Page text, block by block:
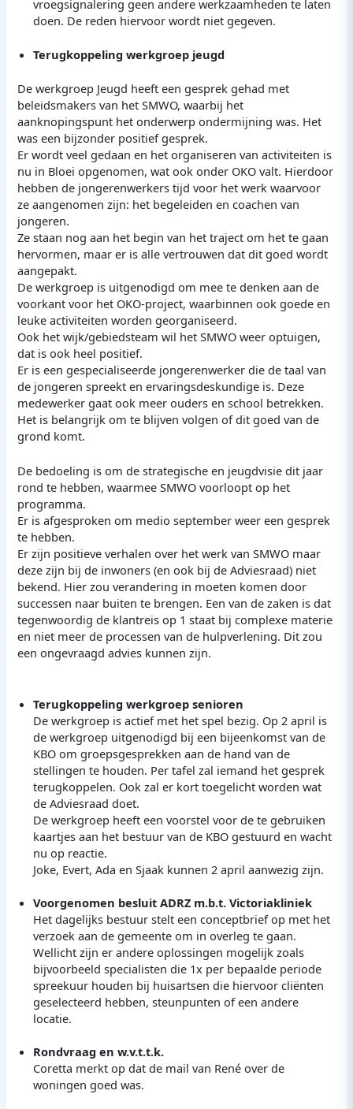
vroegsignalering geen andere werkzaamheden te laten
doen. De reden hiervoor wordt niet gegeven.
Terugkoppeling werkgroep jeugd
De werkgroep Jeugd heeft een gesprek gehad met
beleidsmakers van het SMWO, waarbij het
aanknopingspunt het onderwerp ondermijning was. Het
was een bijzonder positief gesprek.
Er wordt veel gedaan en het organiseren van activiteiten is
nu in Bloei opgenomen, wat ook onder OKO valt. Hierdoor
hebben de jongerenwerkers tijd voor het werk waarvoor
ze aangenomen zijn: het begeleiden en coachen van
jongeren.
Ze staan nog aan het begin van het traject om het te gaan
hervormen, maar er is alle vertrouwen dat dit goed wordt
aangepakt.
De werkgroep is uitgenodigd om mee te denken aan de
voorkant voor het OKO-project, waarbinnen ook goede en
leuke activiteiten worden georganiseerd.
Ook het wijk/gebiedsteam wil het SMWO weer optuigen,
dat is ook heel positief.
Er is een gespecialiseerde jongerenwerker die de taal van
de jongeren spreekt en ervaringsdeskundige is. Deze
medewerker gaat ook meer ouders en school betrekken.
Het is belangrijk om te blijven volgen of dit goed van de
grond komt.
De bedoeling is om de strategische en jeugdvisie dit jaar
rond te hebben, waarmee SMWO voorloopt op het
programma.
Er is afgesproken om medio september weer een gesprek
te hebben.
Er zijn positieve verhalen over het werk van SMWO maar
deze zijn bij de inwoners (en ook bij de Adviesraad) niet
bekend. Hier zou verandering in moeten komen door
successen naar buiten te brengen. Een van de zaken is dat
tegenwoordig de klantreis op 1 staat bij complexe materie
en niet meer de processen van de hulpverlening. Dit zou
een ongevraagd advies kunnen zijn.
Terugkoppeling werkgroep senioren
De werkgroep is actief met het spel bezig. Op 2 april is
de werkgroep uitgenodigd bij een bijeenkomst van de
KBO om groepsgesprekken aan de hand van de
stellingen te houden. Per tafel zal iemand het gesprek
terugkoppelen. Ook zal er kort toegelicht worden wat
de Adviesraad doet.
De werkgroep heeft een voorstel voor de te gebruiken
kaartjes aan het bestuur van de KBO gestuurd en wacht
nu op reactie.
Joke, Evert, Ada en Sjaak kunnen 2 april aanwezig zijn.
Voorgenomen besluit ADRZ m.b.t. Victoriakliniek
Het dagelijks bestuur stelt een conceptbrief op met het
verzoek aan de gemeente om in overleg te gaan.
Wellicht zijn er andere oplossingen mogelijk zoals
bijvoorbeeld specialisten die 1x per bepaalde periode
spreekuur houden bij huisartsen die hiervoor cliënten
geselecteerd hebben, steunpunten of een andere
locatie.
Rondvraag en w.v.t.t.k.
Coretta merkt op dat de mail van René over de
woningen goed was.